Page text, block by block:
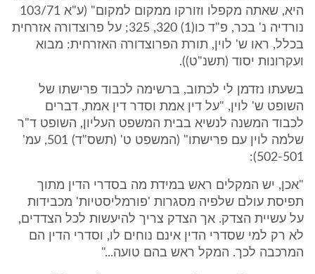
היא, שאתה מקפלו וזורקו ממקום למקום" (ע"א 103/71
נורדיה נ' בכר, פ"ד כו(1) 320, 325; על פרוצדורה אזרחית
בכלל, ראו ש' לוין, תורת הפרוצדורה האזרחית: מבוא
ועקרונות יסוד (תשנ"ט)).
בשעתו נזדמן לי לכתוב, ברשימה לכבוד פרישתו של
השופט ש' לוין, "על דין אמת וסדר דין אמת, דברים
לכבוד המשנה לנשיא בבית המשפט העליון, השופט ד"ר
שלמה לוין עם פרישתו" (המשפט ט' (תשס"ד) 501, עמ'
502-501):
"אכן, יש המקלים ראש במידת מה בסדרי הדין מתוך
תפיסת עולם שלפיה מסגרות 'פורמליסטיות' מכבידות
על עשיית הצדק. אך הצדק צריך להיעשות לכל הצדדים,
לא רק למי שסדרי הדין אינם נוחים לו, וסדרי הדין הם
המרכבה לכך. המקל ראש בהם טועה..."